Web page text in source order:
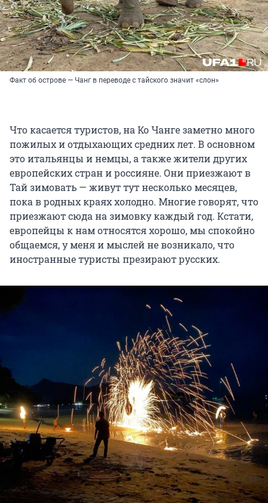
Факт об острове — Чанг в переводе с тайского значит «слон»
Что касается туристов, на Ко Чанге заметно много
пожилых и отдыхающих средних лет. В основном
это итальянцы и немцы, а также жители других
европейских стран и россияне. Они приезжают в
Тай зимовать — живут тут несколько месяцев,
пока в родных краях холодно. Многие говорят, что
приезжают сюда на зимовку каждый год. Кстати,
европейцы к нам относятся хорошо, мы спокойно
общаемся, у меня и мыслей не возникало, что
иностранные туристы презирают русских.